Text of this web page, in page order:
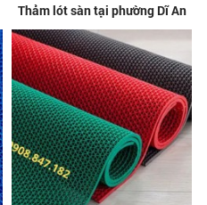
Thảm lót sàn tại phường Dĩ An